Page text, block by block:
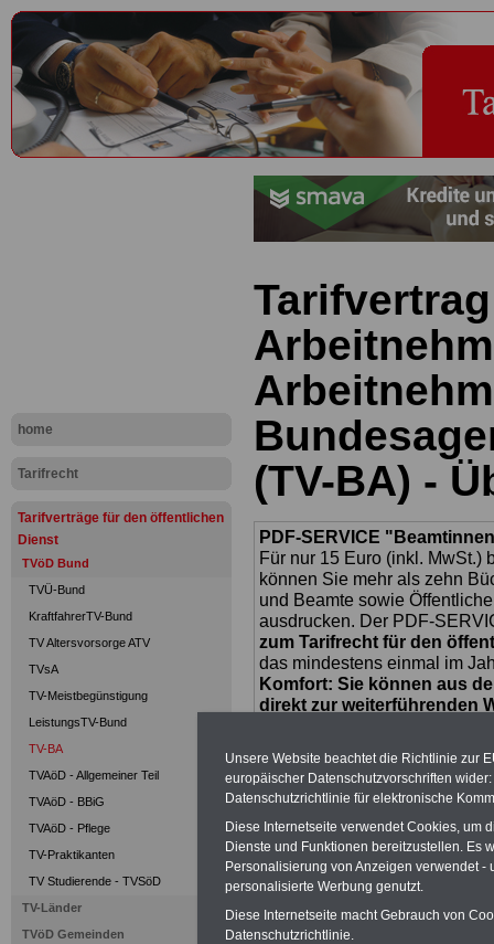
home
Tarifrecht
Tarifverträge für den öffentlichen
Dienst
TVöD Bund
TVÜ-Bund
KraftfahrerTV-Bund
TV Altersvorsorge ATV
TVsA
TV-Meistbegünstigung
LeistungsTV-Bund
TV-BA
TVAöD - Allgemeiner Teil
TVAöD - BBiG
TVAöD - Pflege
TV-Praktikanten
TV Studierende - TVSöD
TV-Länder
TVöD Gemeinden
(TV-BA) -
PDF-SERVICE
Für nur 15 Euro (inkl. MwSt.)
können Sie mehr als zehn
und Beamte sowie
ausdrucken. Der PDF-
zum Tarifrecht für den
das mindestens einmal im
Komfort: Sie können aus
direkt zur weiterführenden
und Ländern,
Nebentätig-keitsrecht für
wir ausgewählte Links, z.B.
Teilzeitantrag usw.>>>hier
Hier den
Sigma
Unsere Website beachtet die Richtlinie zur
europäischer Datenschutzvorschriften
Datenschutzrichtlinie für elektronische
Diese Internetseite verwendet Cookies, um
Dienste und Funktionen bereitzustellen. Es
Personalisierung von Anzeigen verwendet
personalisierte Werbung genutzt.
Diese Internetseite macht Gebrauch von
Datenschutzrichtlinie.